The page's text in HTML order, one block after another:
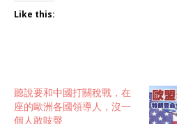
Like this:
聽說要和中國打關稅戰，在
座的歐洲各國領導人，沒一
個人敢吱聲